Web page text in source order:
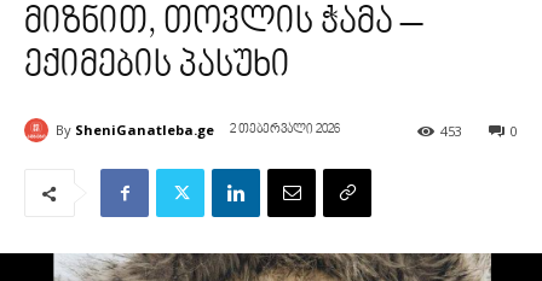
მიზნით, თოვლის ჭამა –
ექიმების პასუხი
By SheniGanatleba.ge 2 თებერვალი 2026 0
453